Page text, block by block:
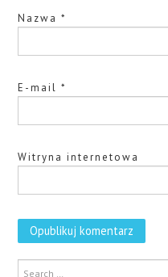
Nazwa*
E-mail*
Witryna internetowa